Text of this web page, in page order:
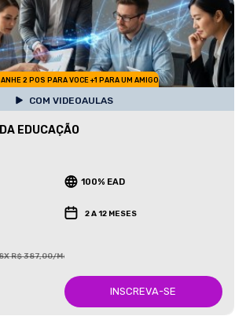
2 POS PARA VOCE +1 PARA UM AMIGO
COM VIDEOAULAS
EDUCAÇÃO
100% EAD
2 A 12 MESES
R$ 387,00/Mês
INSCREVA-SE